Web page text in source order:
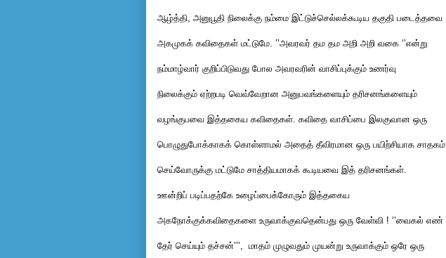
ஆழ்த்தி, அனுபூதி நிலைக்கு நம்மை இட்டுச்செல்லக்கூடிய தகுதி படைத்தவை
அகமுகக் கவிதைகள் மட்டுமே. ’’அவரவர் தம தம அறி அறி வகை ‘’என்று
நம்மாழ்வார் குறிப்பிடுவது போல அவரவரின் வாசிப்புக்கும் உணர்வு
நிலைக்கும் ஏற்றபடி வெவ்வேறான அனுபவங்களையும் தரிசனங்களையும்
வழங்குபவை இத்தகைய கவிதைகள். கவிதை வாசிப்பை இலகுவான ஒரு
பொழுதுபோக்காகக் கொள்ளாமல் அதைத் தீவிரமான ஒரு பயிற்சியாக சாதகம்
செய்வோருக்கு மட்டுமே சாத்தியமாகக் கூடியவை இத் தரிசனங்கள்.
ஊன்றிப் படிப்பதற்கே உழைப்பைக்கோரும் இத்தகைய
அகநோக்குக்கவிதைகளை உருவாக்குவதென்பது ஒரு வேள்வி ! ‘’வைகல் எண்
தேர் செய்யும் தச்சன்’’’, மாதம் முழுவதும் முயன்று உருவாக்கும் ஒரே ஒரு